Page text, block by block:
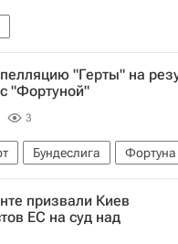
"Герты" на
"Фортуной"
3
Бундеслига
Фортуна
призвали Киев
ЕС на суд над